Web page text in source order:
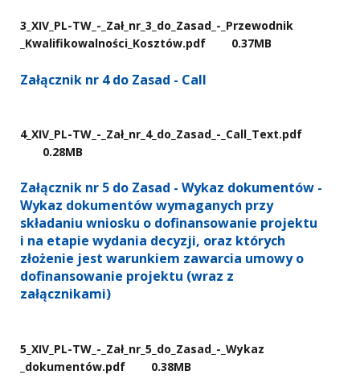
3​_XIV​_PL-TW​_-​_Zał​_nr​_3​_do​_Zasad​_-​_Przewodnik​
_Kwalifikowalności​_Kosztów.pdf
0.37MB
Załącznik nr 4 do Zasad - Call
4​_XIV​_PL-TW​_-​_Zał​_nr​_4​_do​_Zasad​_-​_Call​_Text.pdf
0.28MB
Załącznik nr 5 do Zasad - Wykaz dokumentów -
Wykaz dokumentów wymaganych przy
składaniu wniosku o dofinansowanie projektu
i na etapie wydania decyzji, oraz których
złożenie jest warunkiem zawarcia umowy o
dofinansowanie projektu (wraz z
załącznikami)
5​_XIV​_PL-TW​_-​_Zał​_nr​_5​_do​_Zasad​_-​_Wykaz​
_dokumentów.pdf
0.38MB